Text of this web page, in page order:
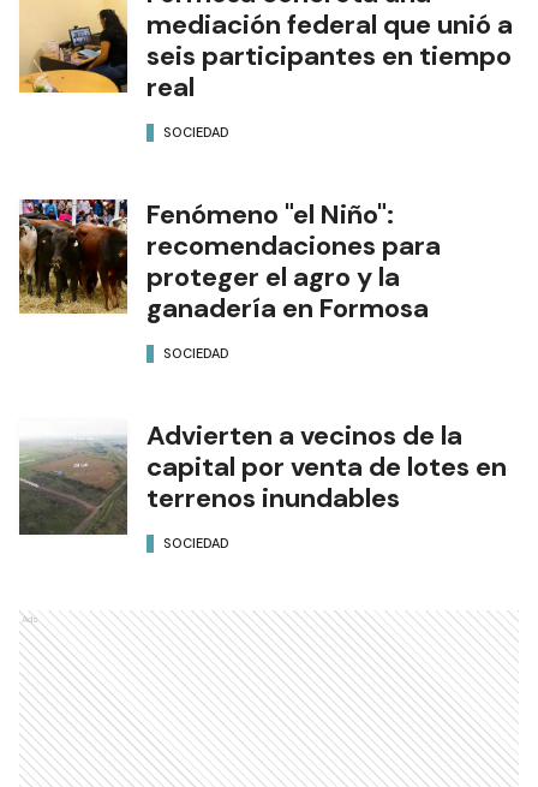
mediación federal que unió a
seis participantes en tiempo
real
SOCIEDAD
Fenómeno "el Niño":
recomendaciones para
proteger el agro y la
ganadería en Formosa
SOCIEDAD
Advierten a vecinos de la
capital por venta de lotes en
terrenos inundables
SOCIEDAD
Ads